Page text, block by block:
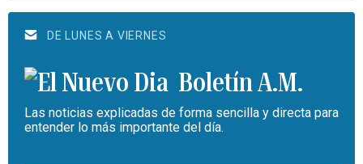
DE LUNES A VIERNES
Boletín A.M.
Las noticias explicadas de forma sencilla y directa para
entender lo más importante del día.